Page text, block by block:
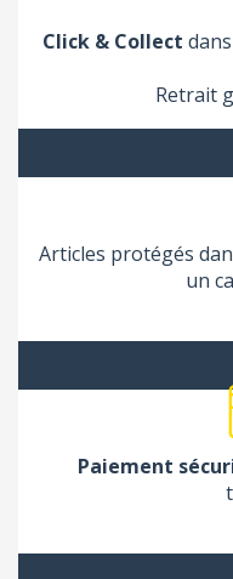
Click & Collect
Retrait
Articles protégés
un
Paiement